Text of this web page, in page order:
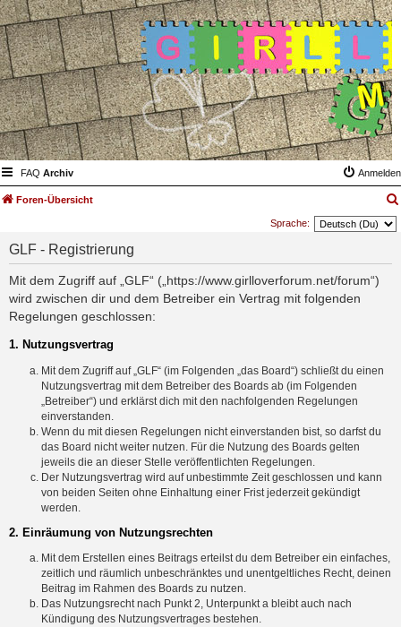
FAQ Archiv Anmelden
Foren-Übersicht
Sprache:
GLF - Registrierung
Mit dem Zugriff auf „GLF“ („https://www.girlloverforum.net/forum“)
wird zwischen dir und dem Betreiber ein Vertrag mit folgenden
Regelungen geschlossen:
1. Nutzungsvertrag
Mit dem Zugriff auf „GLF“ (im Folgenden „das Board“) schließt du einen
Nutzungsvertrag mit dem Betreiber des Boards ab (im Folgenden
„Betreiber“) und erklärst dich mit den nachfolgenden Regelungen
einverstanden.
Wenn du mit diesen Regelungen nicht einverstanden bist, so darfst du
das Board nicht weiter nutzen. Für die Nutzung des Boards gelten
jeweils die an dieser Stelle veröffentlichten Regelungen.
Der Nutzungsvertrag wird auf unbestimmte Zeit geschlossen und kann
von beiden Seiten ohne Einhaltung einer Frist jederzeit gekündigt
werden.
2. Einräumung von Nutzungsrechten
Mit dem Erstellen eines Beitrags erteilst du dem Betreiber ein einfaches,
zeitlich und räumlich unbeschränktes und unentgeltliches Recht, deinen
Beitrag im Rahmen des Boards zu nutzen.
Das Nutzungsrecht nach Punkt 2, Unterpunkt a bleibt auch nach
Kündigung des Nutzungsvertrages bestehen.